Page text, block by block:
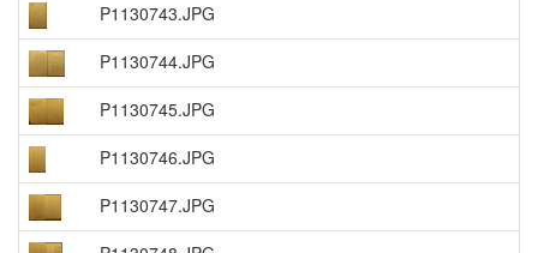
P1130743.JPG
P1130744.JPG
P1130745.JPG
P1130746.JPG
P1130747.JPG